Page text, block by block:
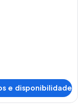
e disponibilidade